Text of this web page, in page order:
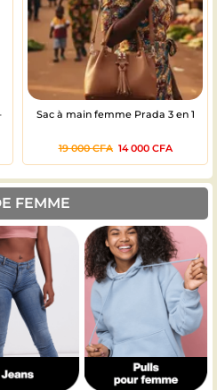
Sac à main femme Prada 3 en 1
19 000CFA 14 000 CFA
FEMME